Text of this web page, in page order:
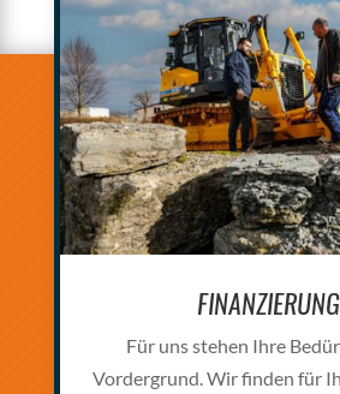
FINANZIERUNG
Für uns stehen Ihre
Vordergrund. Wir finden für